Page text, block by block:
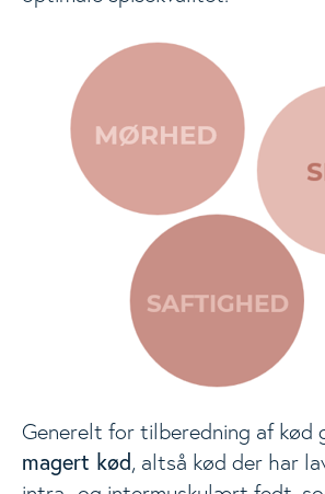
Materialer
Nyheder
Generelt for tilberedning af kød
magert kød, altså kød der har